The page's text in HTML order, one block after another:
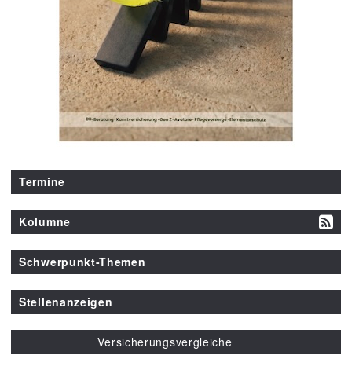
Termine
Kolumne
Schwerpunkt-Themen
Stellenanzeigen
Versicherungsvergleiche